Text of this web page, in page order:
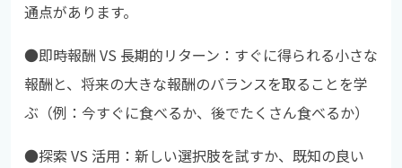
通点があります。
●即時報酬 VS 長期的リターン：すぐに得られる小さな
報酬と、将来の大きな報酬のバランスを取ることを学
ぶ（例：今すぐに食べるか、後でたくさん食べるか）
●探索 VS 活用：新しい選択肢を試すか、既知の良い